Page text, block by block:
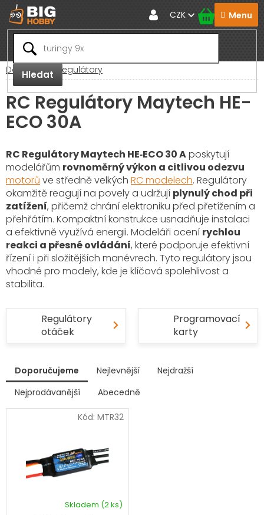
Přejít
na
obsah
Hledat
CZK
Domů RC Regulátory
RC Regulátory Maytech HE-
ECO 30A
RC Regulátory Maytech HE‑ECO 30 Aposkytují
modelářům rovnoměrný výkon a citlivou odezvu
motorů ve středně velkých RC modelech. Regulátory
okamžitě reagují na povely a udržují plynulý chod při
zatížení, přičemž chrání elektroniku před přetížením a
přehřátím. Kompaktní konstrukce usnadňuje instalaci
a efektivně využívá energii. Modeláři ocení rychlou
reakci a přesné ovládání, které podporuje efektivní
řízení i při složitějších manévrech. Tyto regulátory jsou
vhodné pro modely, kde je klíčová spolehlivost a
stabilita.
Regulátory
otáček
Programovací
karty
a
Doporučujeme Nejlevnější
Nejdražší
Nejprodávanější
Abecedně
ý
i
Skladem (2 ks)
Kód: MTR32